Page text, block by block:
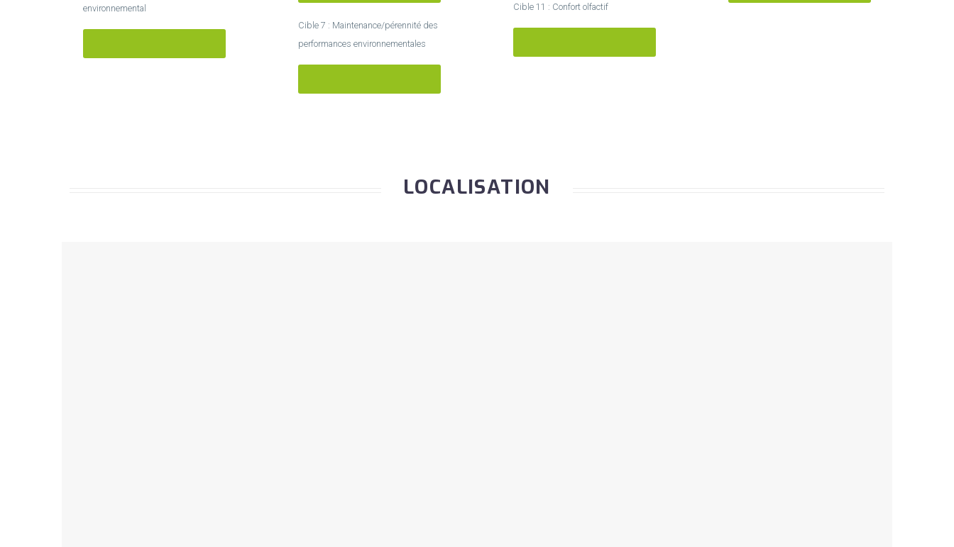
environnemental
Cible 7 : Maintenance/pérennité des
performances environnementales
Cible 11 : Confort olfactif
LOCALISATION